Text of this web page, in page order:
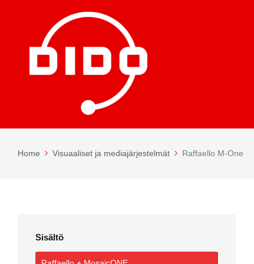
Home Visuaaliset ja mediajärjestelmät Raffaello M-One
Sisältö